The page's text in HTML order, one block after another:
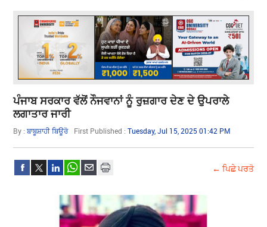
ਪੰਜਾਬ ਸਰਕਾਰ ਵੱਲੋਂ ਨੌਜਵਾਨਾਂ ਨੂੰ ਰੁਜ਼ਗਾਰ ਦੇਣ ਦੇ ਉਪਰਾਲੇ
ਲਗਾਤਾਰ ਜਾਰੀ
By :ਬਾਬੂਸ਼ਾਹੀ ਬਿਊਰੋ First Published :Tuesday, Jul 15, 2025 01:42 PM
← ਪਿਛੇ ਪਰਤੋ